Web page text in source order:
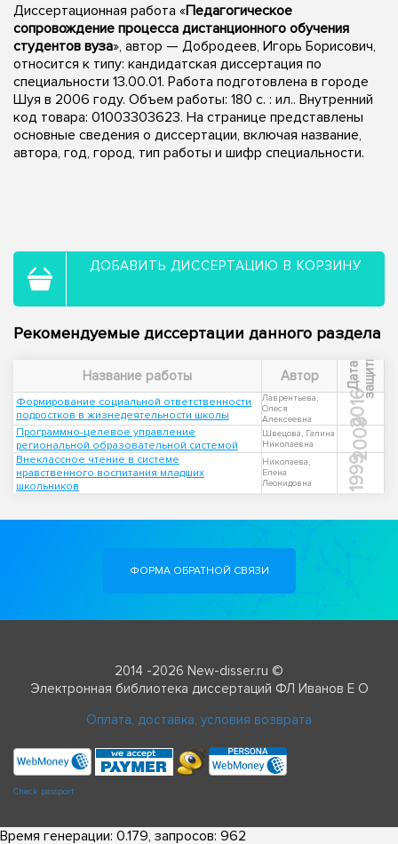
Диссертационная работа «Педагогическое
сопровождение процесса дистанционного обучения
студентов вуза», автор — Добродеев, Игорь Борисович,
относится к типу: кандидатская диссертация по
специальности 13.00.01. Работа подготовлена в городе
Шуя в 2006 году. Объем работы: 180 с. : ил.. Внутренний
код товара: 01003303623. На странице представлены
основные сведения о диссертации, включая название,
автора, год, город, тип работы и шифр специальности.
ДОБАВИТЬ ДИССЕРТАЦИЮ В КОРЗИНУ
Рекомендуемые диссертации данного раздела
Название работы Автор Д
а
т
а
з
а
щ
и
ты
Формирование социальной ответственности
подростков в жизнедеятельности школы
Лаврентьева,
Олеся
Алексеевна
2016
Программно-целевое управление
региональной образовательной системой
Швецова, Галина
Николаевна
2009
Внеклассное чтение в системе
нравственного воспитания младших
школьников
Николаева,
Елена
Леонидовна
1999
ФОРМА ОБРАТНОЙ СВЯЗИ
2014 -2026 New-disser.ru ©
Электронная библиотека диссертаций ФЛ Иванов Е О
Оплата, доставка, условия возврата
Check passport
Время генерации: 0.179, запросов: 962